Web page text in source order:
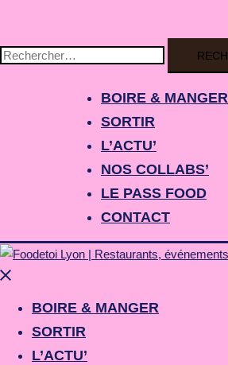
BOIRE & MANGER
SORTIR
L’ACTU’
NOS COLLABS’
LE PASS FOOD
CONTACT
BOIRE & MANGER
SORTIR
L’ACTU’